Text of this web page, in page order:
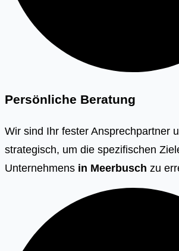
Persönliche Beratung
Wir sind Ihr fester Ansprechpartner
strategisch, um die spezifischen
Unternehmens in Meerbusch zu